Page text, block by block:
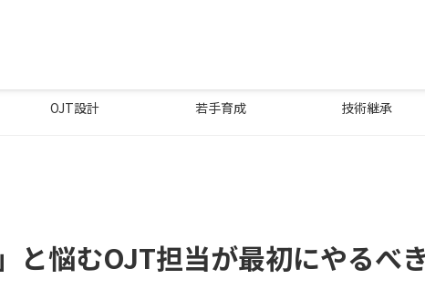
OJT設計 若手育成 技術継承
と悩むOJT担当が最初にやるべ